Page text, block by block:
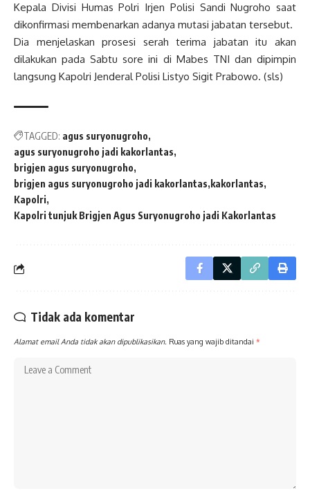
Kepala Divisi Humas Polri Irjen Polisi Sandi Nugroho saat
dikonfirmasi membenarkan adanya mutasi jabatan tersebut.
Dia menjelaskan prosesi serah terima jabatan itu akan
dilakukan pada Sabtu sore ini di Mabes TNI dan dipimpin
langsung Kapolri Jenderal Polisi Listyo Sigit Prabowo. (sls)
TAGGED: agus suryonugroho
agus suryonugroho jadi kakorlantas
brigjen agus suryonugroho
brigjen agus suryonugroho jadi kakorlantas kakorlantas
Kapolri
Kapolri tunjuk Brigjen Agus Suryonugroho jadi Kakorlantas
Tidak ada komentar
Alamat email Anda tidak akan dipublikasikan. Ruas yang wajib ditandai *